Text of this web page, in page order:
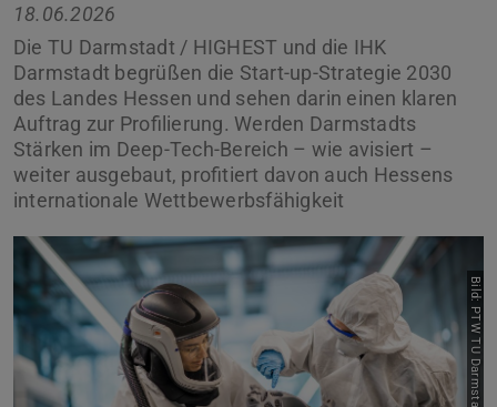
18.06.2026
Die TU Darmstadt / HIGHEST und die IHK
Darmstadt begrüßen die Start-up-Strategie 2030
des Landes Hessen und sehen darin einen klaren
Auftrag zur Profilierung. Werden Darmstadts
Stärken im Deep-Tech-Bereich – wie avisiert –
weiter ausgebaut, profitiert davon auch Hessens
internationale Wettbewerbsfähigkeit